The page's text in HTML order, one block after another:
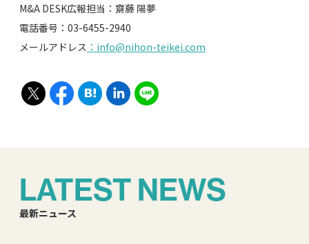
M&A DESK広報担当：齋藤 陽夢
電話番号：03-6455-2940
メールアドレス ：info@nihon-teikei.com
LATEST NEWS
最新ニュース